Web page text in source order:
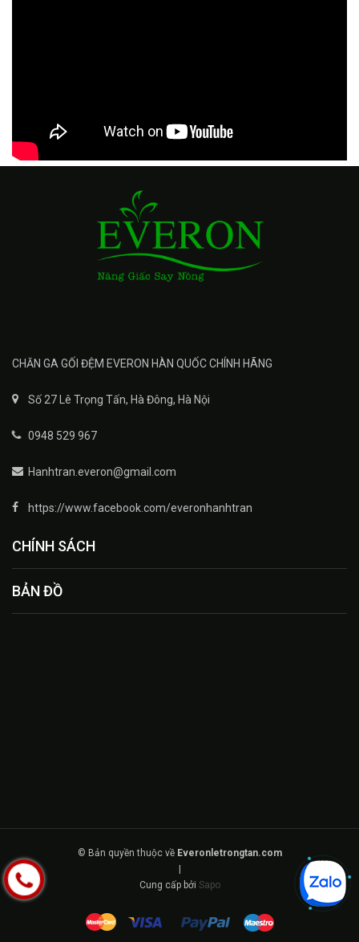
CHĂN GA GỐI ĐỆM EVERON HÀN QUỐC CHÍNH HÃNG
Số 27 Lê Trọng Tấn, Hà Đông, Hà Nội
0948 529 967
Hanhtran.everon@gmail.com
https://www.facebook.com/everonhanhtran
CHÍNH SÁCH
BẢN ĐỒ
© Bản quyền thuộc về Everonletrongtan.com
Cung cấp bởi Sapo